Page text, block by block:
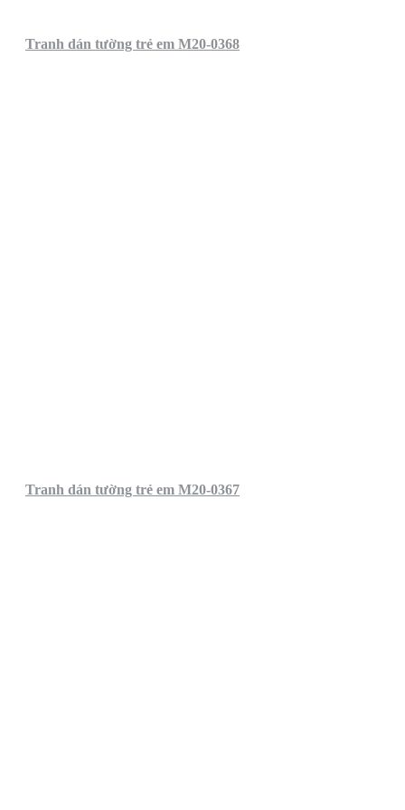
Tranh dán tường trẻ em M20-0368
Tranh dán tường trẻ em M20-0367